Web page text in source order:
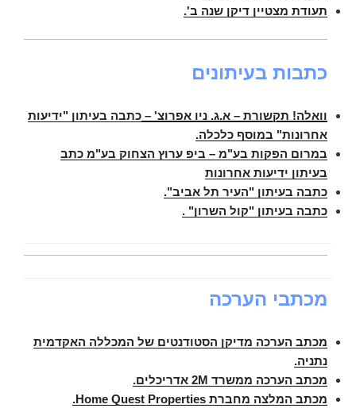
תעודת מצטיין דיקן שנה ב'.
כתבות בעיתונים
וואלה! תקשורת – א.ג. ניו אפרוצ' – כתבה בעיתון "ידיעות
אחרונות" במוסף כלכלה.
במרום הפקות בע"מ – ביפ ערוץ הצחוק בע"מ כתב
בעיתון ידיעות אחרונות
כתבה בעיתון "העיר תל אביב".
כתבה בעיתון "קול השרון" .
מכתבי הערכה
מכתב הערכה מדיקן הסטודנטים של המכללה האקדמית
נתניה.
מכתב הערכה ממשרד 2 M
אדריכלים.
מכתב המלצה מחברת Home Quest Properties.